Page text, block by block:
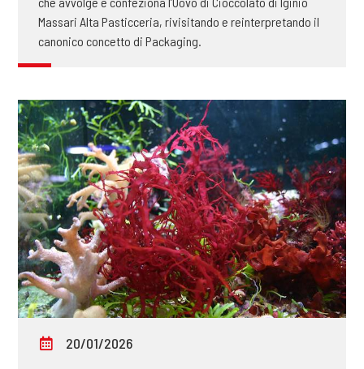
Massari Alta Pasticceria, rivisitando e reinterpretando il
canonico concetto di Packaging.
20/01/2026